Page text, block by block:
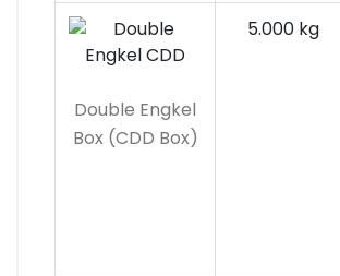
Double Engkel
Box (CDD Box)
5.000 kg